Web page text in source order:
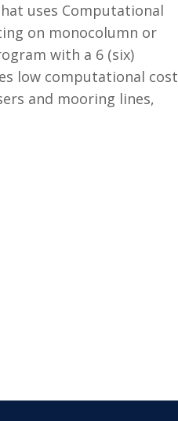
uses Computational
on monocolumn or
with a 6 (six)
low computational cost
and mooring lines,